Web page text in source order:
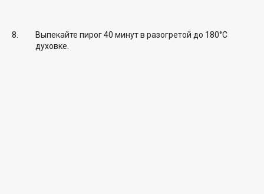
Выпекайте пирог 40 минут в разогретой до 180°C
духовке.